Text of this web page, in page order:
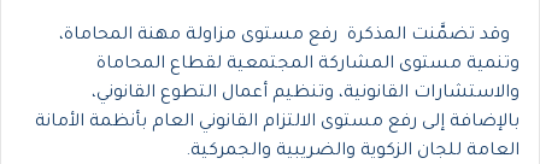
وقد تضمَّنت المذكرة رفع مستوى مزاولة مهنة المحاماة،
وتنمية مستوى المشاركة المجتمعية لقطاع المحاماة
والاستشارات القانونية، وتنظيم أعمال التطوع القانوني،
بالإضافة إلى رفع مستوى الالتزام القانوني العام بأنظمة الأمانة
العامة للجان الزكوية والضريبية والجمركية.